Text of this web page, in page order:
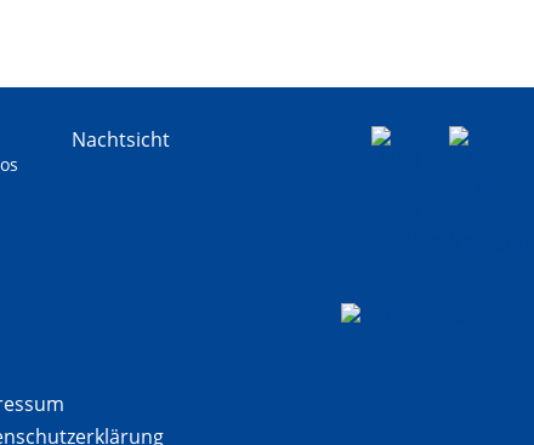
Nachtsicht